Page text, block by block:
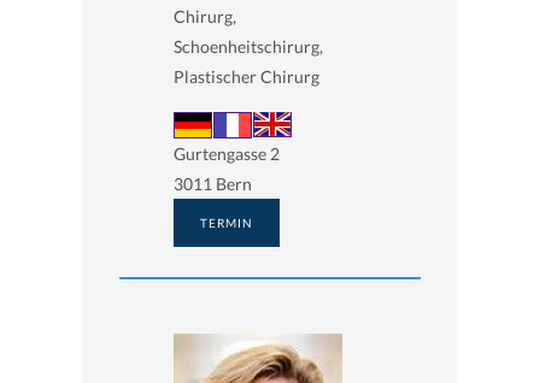
Chirurg,
Schoenheitschirurg,
Plastischer Chirurg
Gurtengasse 2
3011 Bern
TERMIN